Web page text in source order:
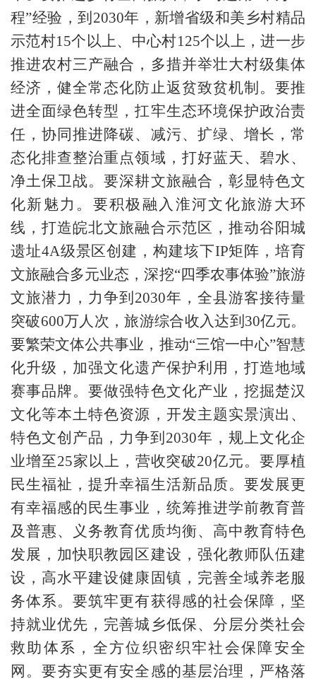
程”经验，到2030年，新增省级和美乡村精品
示范村15个以上、中心村125个以上，进一步
推进农村三产融合，多措并举壮大村级集体
经济，健全常态化防止返贫致贫机制。要推
进全面绿色转型，扛牢生态环境保护政治责
任，协同推进降碳、减污、扩绿、增长，常
态化排查整治重点领域，打好蓝天、碧水、
净土保卫战。要深耕文旅融合，彰显特色文
化新魅力。要积极融入淮河文化旅游大环
线，打造皖北文旅融合示范区，推动谷阳城
遗址4A级景区创建，构建垓下IP矩阵，培育
文旅融合多元业态，深挖“四季农事体验”旅游
文旅潜力，力争到2030年，全县游客接待量
突破600万人次，旅游综合收入达到30亿元。
要繁荣文体公共事业，推动“三馆一中心”智慧
化升级，加强文化遗产保护利用，打造地域
赛事品牌。要做强特色文化产业，挖掘楚汉
文化等本土特色资源，开发主题实景演出、
特色文创产品，力争到2030年，规上文化企
业增至25家以上，营收突破20亿元。要厚植
民生福祉，提升幸福生活新品质。要发展更
有幸福感的民生事业，统筹推进学前教育普
及普惠、义务教育优质均衡、高中教育特色
发展，加快职教园区建设，强化教师队伍建
设，高水平建设健康固镇，完善全域养老服
务体系。要筑牢更有获得感的社会保障，坚
持就业优先，完善城乡低保、分层分类社会
救助体系，全方位织密织牢社会保障安全
网。要夯实更有安全感的基层治理，严格落